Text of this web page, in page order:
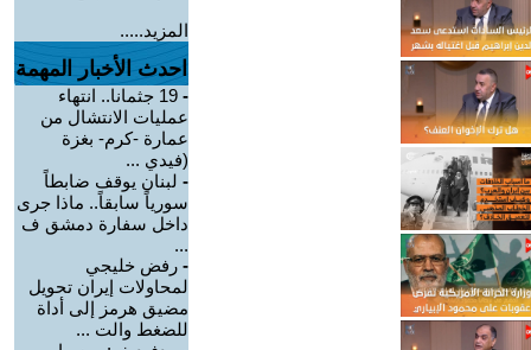
المزيد.....
احدث الأخبار المهمة
-
19 جثمانا.. انتهاء
عمليات الانتشال من
عمارة -كرم- بغزة
(فيدي ...
- لبنان يوقف ضابطاً
سورياً سابقاً.. ماذا جرى
داخل سفارة دمشق ف
...
- رفض خليجي
لمحاولات إيران تحويل
مضيق هرمز إلى أداة
للضغط والت ...